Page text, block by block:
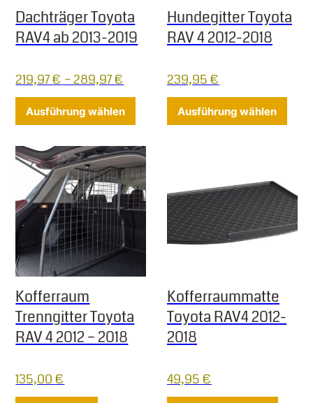
Dachträger Toyota
RAV4 ab 2013-2019
219,97€–289,97€
Ausführung wählen Dieses Produkt weist mehrere
Hundegitter Toyota
RAV 4 2012-2018
239,95€
Ausführung wählen
Kofferraum
Trenngitter Toyota
RAV 4 2012 – 2018
135,00€
Kofferraummatte
Toyota RAV4 2012-
2018
49,95€